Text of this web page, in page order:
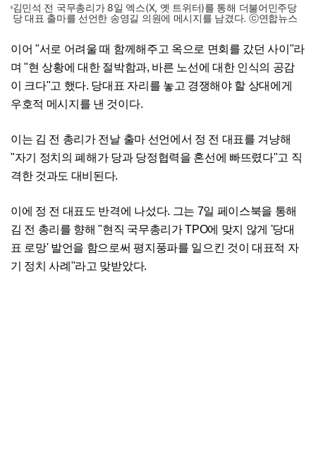
김민석 전 국무총리가 8일 엑스(X, 옛 트위터)를 통해 더불어민주당
당 대표 출마를 선언한 송영길 의원에 메시지를 남겼다. ⓒ연합뉴스
이어 "서로 어려울 때 함께해주고 옥으로 면회를 갔던 사이"라
며 "현 상황에 대한 절박함과, 바른 노선에 대한 인식의 공감
이 크다"고 했다. 당대표 자리를 놓고 경쟁해야 할 상대에게
우호적 메시지를 낸 것이다.
이는 김 전 총리가 전날 출마 선언에서 정 전 대표를 겨냥해
"자기 정치의 폐해가 당과 당정협력을 혼선에 빠뜨렸다"고 직
격한 것과도 대비된다.
이에 정 전 대표도 반격에 나섰다. 그는 7일 페이스북을 통해
김 전 총리를 향해 "현직 국무총리가 TPO에 맞지 않게 '당대
표 로망' 발언을 함으로써 평지풍파를 일으킨 것이 대표적 자
기 정치 사례"라고 맞받았다.